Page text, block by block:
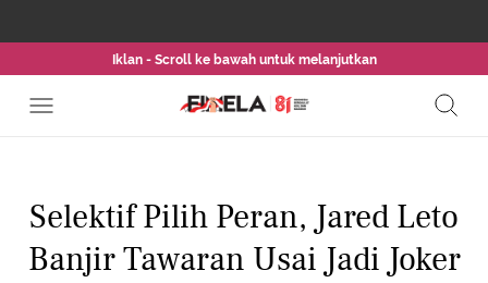
Iklan - Scroll ke bawah untuk melanjutkan
Selektif Pilih Peran, Jared Leto
Banjir Tawaran Usai Jadi Joker